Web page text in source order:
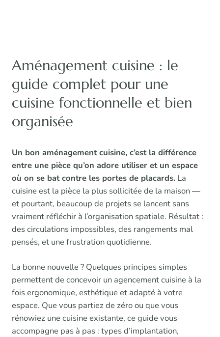
Aménagement cuisine : le
guide complet pour une
cuisine fonctionnelle et bien
organisée
Un bon aménagement cuisine, c’est la différence
entre une pièce qu’on adore utiliser et un espace
où on se bat contre les portes de placards. La
cuisine est la pièce la plus sollicitée de la maison —
et pourtant, beaucoup de projets se lancent sans
vraiment réfléchir à l’organisation spatiale. Résultat :
des circulations impossibles, des rangements mal
pensés, et une frustration quotidienne.
La bonne nouvelle ? Quelques principes simples
permettent de concevoir un agencement cuisine à la
fois ergonomique, esthétique et adapté à votre
espace. Que vous partiez de zéro ou que vous
rénowiez une cuisine existante, ce guide vous
accompagne pas à pas : types d’implantation,